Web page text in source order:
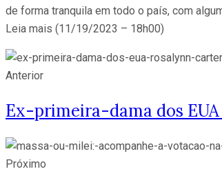
de forma tranquila em todo o país, com
Leia mais (11/19/2023 – 18h00)
Anterior
Ex-primeira-dama dos
Próximo